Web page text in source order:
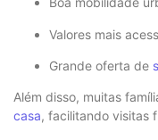
Valores mais
Grande oferta de
Além disso, muitas
casa, facilitando visitas